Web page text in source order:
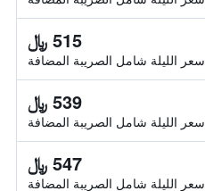
515 ﷼
سعر الليلة شامل الصريبة المضافة
539 ﷼
سعر الليلة شامل الصريبة المضافة
547 ﷼
سعر الليلة شامل الصريبة المضافة